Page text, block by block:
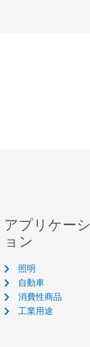
アプリケーシ
ョン
照明
自動車
消費性商品
工業用途